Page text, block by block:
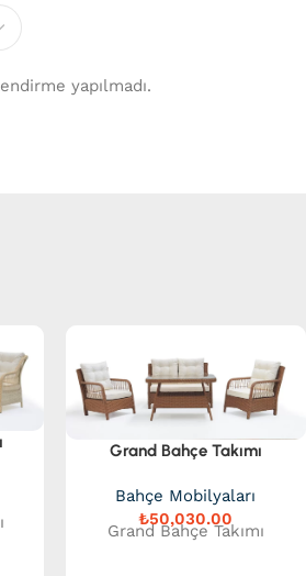
yapılmadı.
Grand Bahçe Takımı
Bahçe Mobilyaları
₺
Grand Bahçe Takımı